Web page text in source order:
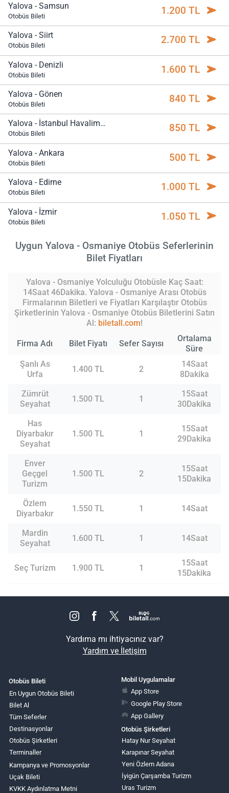
Yalova - Samsun
Otobüs Bileti 1.200 TL
Yalova - Siirt
Otobüs Bileti 2.700 TL
Yalova - Denizli
Otobüs Bileti 1.600 TL
Yalova - Gönen
Otobüs Bileti 840 TL
Yalova - İstanbul Havalimanı
Otobüs Bileti 850 TL
Yalova - Ankara
Otobüs Bileti 500 TL
Yalova - Edirne
Otobüs Bileti 1.000 TL
Yalova - İzmir
Otobüs Bileti 1.050 TL
Uygun Yalova - Osmaniye Otobüs Seferlerinin
Bilet Fiyatları
Yalova - Osmaniye Yolculuğu Otobüsle Kaç Saat:
14Saat 46Dakika. Yalova - Osmaniye Arası Otobüs
Firmalarının Biletleri ve Fiyatları Karşılaştır Otobüs
Şirketlerinin Yalova - Osmaniye Otobüs Biletlerini Satın
Al: biletall.com!
Firma Adı Bilet Fiyatı Sefer Sayısı
Ortalama
Süre
Şanlı As
Urfa
1.400 TL 2
14Saat
8Dakika
Zümrüt
Seyahat
1.500 TL 1
15Saat
30Dakika
Has
Diyarbakır
Seyahat
1.500 TL 1
15Saat
29Dakika
Enver
Geçgel
Turizm
1.500 TL 2
15Saat
15Dakika
Özlem
Diyarbakır
1.550 TL 1 14Saat
Mardin
Seyahat
1.600 TL 1 14Saat
Seç Turizm 1.900 TL 1
15Saat
15Dakika
Yardıma mı ihtiyacınız var?
Yardım ve İletişim
Otobüs Bileti
En Uygun Otobüs Bileti
Bilet Al
Tüm Seferler
Destinasyonlar
Otobüs Şirketleri
Terminaller
Kampanya ve Promosyonlar
Uçak Bileti
KVKK Aydınlatma Metni
Mobil Uygulamalar
App Store
Google Play Store
App Gallery
Otobüs Şirketleri
Hatay Nur Seyahat
Karapınar Seyahat
Yeni Özlem Adana
İyigün Çarşamba Turizm
Uras Turizm